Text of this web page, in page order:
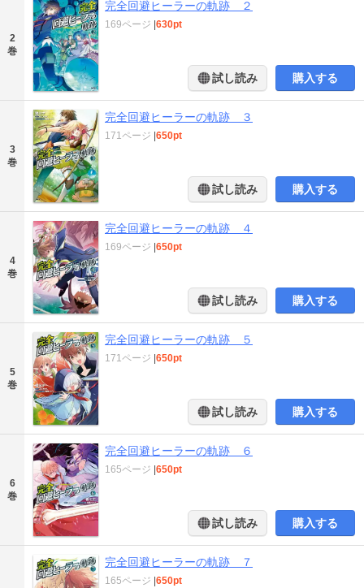
2
巻
完全回避ヒーラーの軌跡 ２
169ページ 630pt
試し読み 購入する
3
巻
完全回避ヒーラーの軌跡 ３
171ページ 650pt
試し読み 購入する
4
巻
完全回避ヒーラーの軌跡 ４
169ページ 650pt
試し読み 購入する
5
巻
完全回避ヒーラーの軌跡 ５
171ページ 650pt
試し読み 購入する
6
巻
完全回避ヒーラーの軌跡 ６
165ページ 650pt
試し読み 購入する
完全回避ヒーラーの軌跡 ７
165ページ 650pt